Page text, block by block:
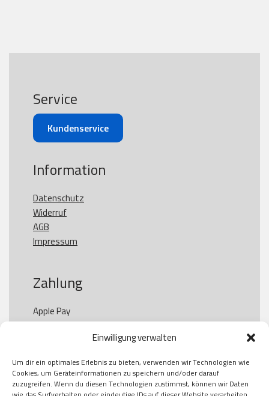
Einwilligung verwalten
Um dir ein optimales Erlebnis zu bieten, verwenden wir Technologien wie
Cookies, um Geräteinformationen zu speichern und/oder darauf
zuzugreifen. Wenn du diesen Technologien zustimmst, können wir Daten
Service
Kundenservice
Information
Datenschutz
Widerruf
AGB
Impressum
Zahlung
Apple Pay
Paypal
Kauf auf Rechung
Klarna